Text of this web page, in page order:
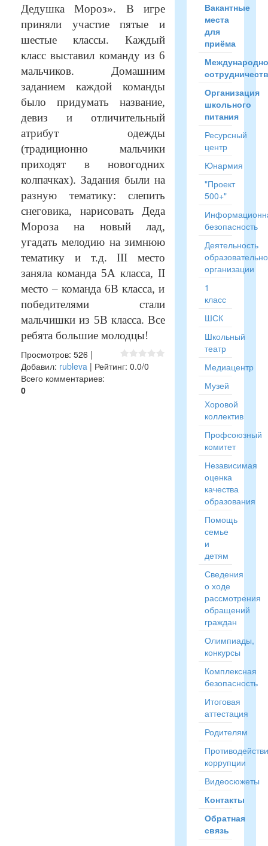
Дедушка Мороз». В игре
приняли участие пятые и
шестые классы. Каждый
класс выставил команду из 6
мальчиков. Домашним
заданием каждой команды
было придумать название,
девиз и отличительный
атрибут одежды
(традиционно мальчики
приходят в новогодних
колпачках). Задания были на
разную тематику: слепить
снеговика, нарисовать Деда
Мороза на новый лад,
угадать мелодию на зимнюю
тематику и т.д.III место
заняла команда 5А класса, II
место – команда 6В класса, и
победителями стали
мальчишки из 5В класса. Все
ребята большие молодцы!
Просмотров: 526 |
Добавил: rubleva | Рейтинг: 0.0/0
Всего комментариев:
0
Вакантные
места
для
приёма
Организация
школьного
питания
Ресурсный
центр
Юнармия
"Проект
500+"
безопасность
Деятельность
организации
1
класс
ШСК
Школьный
театр
Медиацентр
Музей
Хоровой
коллектив
Профсоюзный
комитет
Независимая
оценка
качества
образования
Помощь
семье
и
детям
Сведения
о ходе
рассмотрения
обращений
граждан
Олимпиады,
конкурсы
Комплексная
безопасность
Итоговая
аттестация
Родителям
коррупции
Видеосюжеты
Контакты
Обратная
связь